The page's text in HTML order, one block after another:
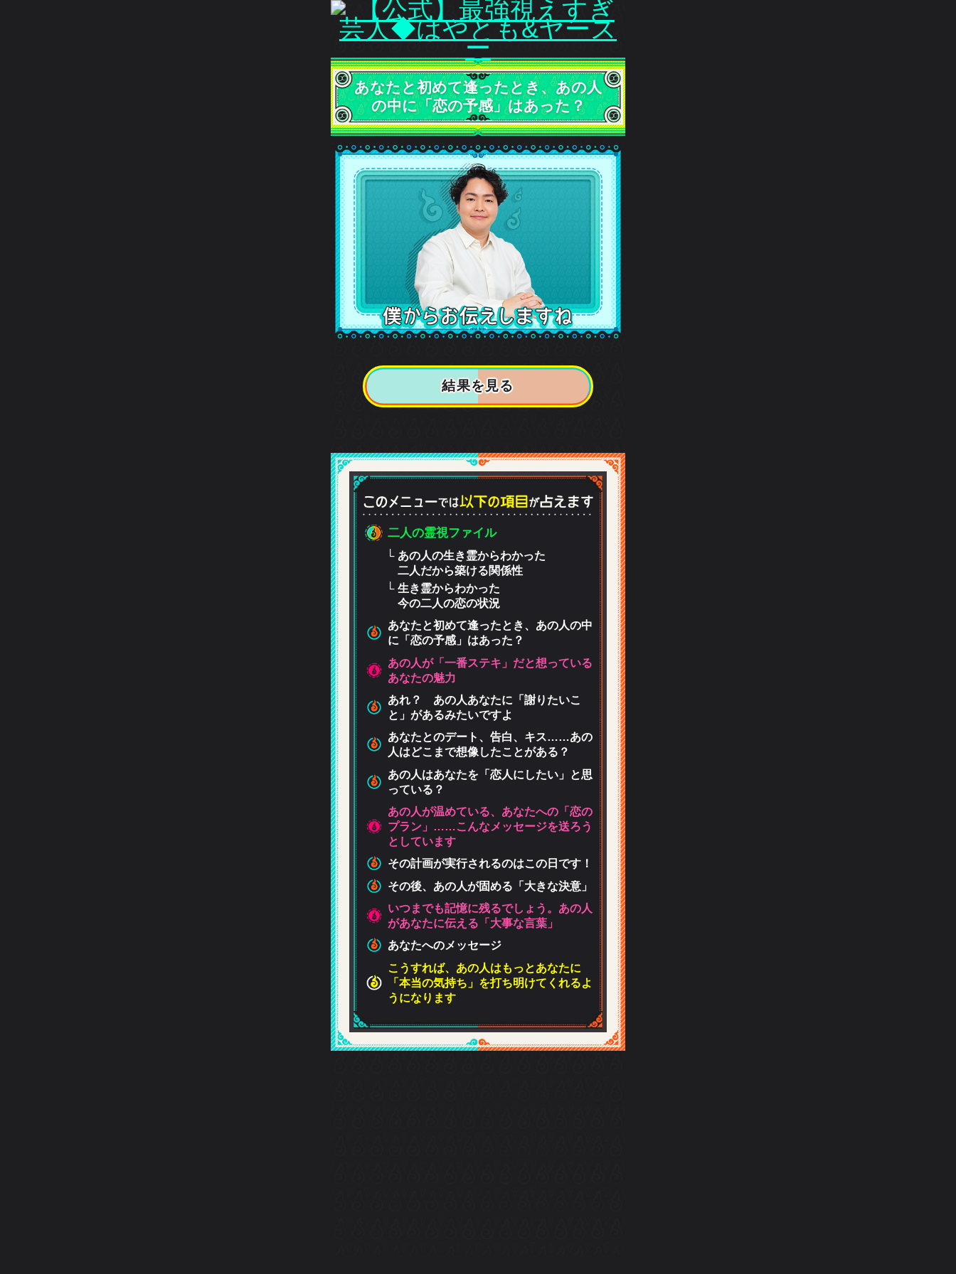
あなたと初めて逢ったとき、あの人
の中に「恋の予感」はあった？
生き霊からわかった
今の二人の恋の状況
あなたと初めて逢ったとき、あの人の中
に「恋の予感」はあった？
あの人が「一番ステキ」だと想っている
あなたの魅力
あれ？ あの人あなたに「謝りたいこ
と」があるみたいですよ
あなたとのデート、告白、キス……あの
人はどこまで想像したことがある？
あの人はあなたを「恋人にしたい」と思
っている？
あの人が温めている、あなたへの「恋の
プラン」……こんなメッセージを送ろう
としています
その計画が実行されるのはこの日です！
その後、あの人が固める「大きな決意」
いつまでも記憶に残るでしょう。あの人
があなたに伝える「大事な言葉」
あなたへのメッセージ
こうすれば、あの人はもっとあなたに
「本当の気持ち」を打ち明けてくれるよ
うになります